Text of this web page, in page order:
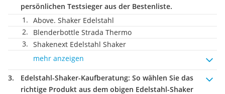
persönlichen Testsieger aus der Bestenliste.
Above. Shaker Edelstahl
Blenderbottle Strada Thermo
Shakenext Edelstahl Shaker
mehr anzeigen
Edelstahl-Shaker-Kaufberatung: So wählen Sie das
richtige Produkt aus dem obigen Edelstahl-Shaker